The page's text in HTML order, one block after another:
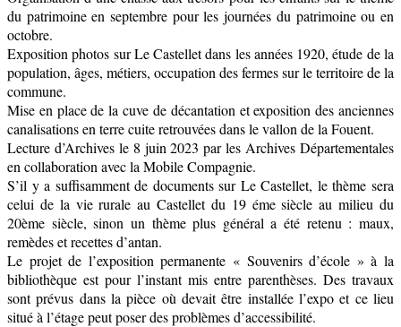
du patrimoine en septembre pour les journées du patrimoine ou en
octobre.
Exposition photos sur Le Castellet dans les années 1920, étude de la
population, âges, métiers, occupation des fermes sur le territoire de la
commune.
Mise en place de la cuve de décantation et exposition des anciennes
canalisations en terre cuite retrouvées dans le vallon de la Fouent.
Lecture d’Archives le 8 juin 2023 par les Archives Départementales
en collaboration avec la Mobile Compagnie.
S’il y a suffisamment de documents sur Le Castellet, le thème sera
celui de la vie rurale au Castellet du 19 éme siècle au milieu du
20ème siècle, sinon un thème plus général a été retenu : maux,
remèdes et recettes d’antan.
Le projet de l’exposition permanente « Souvenirs d’école » à la
bibliothèque est pour l’instant mis entre parenthèses. Des travaux
sont prévus dans la pièce où devait être installée l’expo et ce lieu
situé à l’étage peut poser des problèmes d’accessibilité.